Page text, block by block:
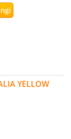
YELLOW